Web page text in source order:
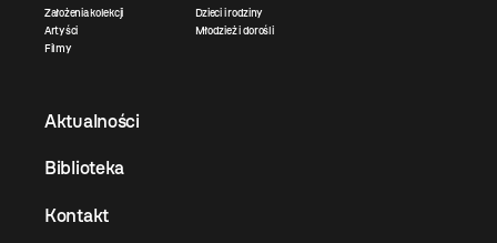
Założenia kolekcji
Artyści
Filmy
Dzieci i rodziny
Młodzież i dorośli
Aktualności
Biblioteka
Kontakt